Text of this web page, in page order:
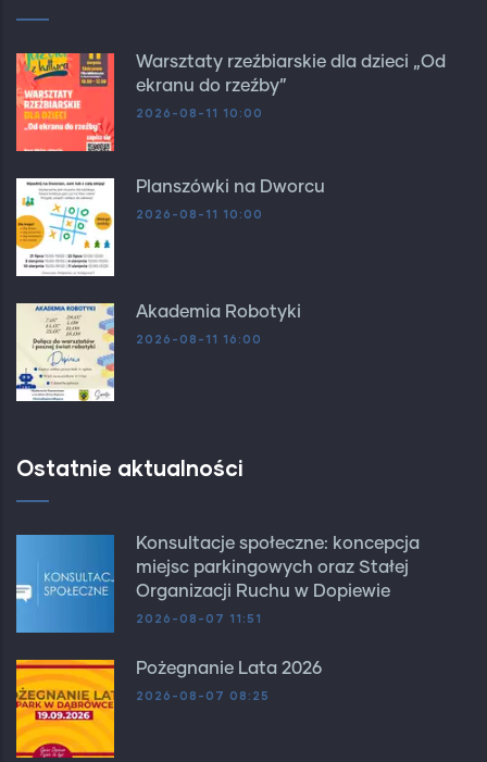
Warsztaty rzeźbiarskie dla dzieci „Od
ekranu do rzeźby”
2026-08-11 10:00
Planszówki na Dworcu
2026-08-11 10:00
Akademia Robotyki
2026-08-11 16:00
Ostatnie aktualności
Konsultacje społeczne: koncepcja
miejsc parkingowych oraz Stałej
Organizacji Ruchu w Dopiewie
2026-08-07 11:51
Pożegnanie Lata 2026
2026-08-07 08:25